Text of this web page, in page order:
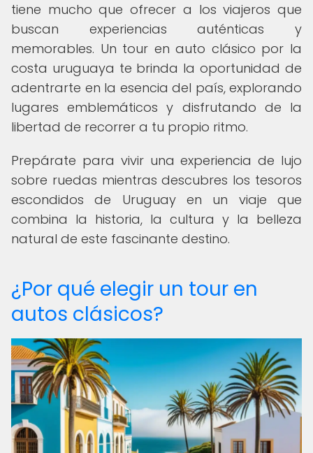
tiene mucho que ofrecer a los viajeros que
buscan experiencias auténticas y
memorables. Un tour en auto clásico por la
costa uruguaya te brinda la oportunidad de
adentrarte en la esencia del país, explorando
lugares emblemáticos y disfrutando de la
libertad de recorrer a tu propio ritmo.
Prepárate para vivir una experiencia de lujo
sobre ruedas mientras descubres los tesoros
escondidos de Uruguay en un viaje que
combina la historia, la cultura y la belleza
natural de este fascinante destino.
¿Por qué elegir un tour en
autos clásicos?